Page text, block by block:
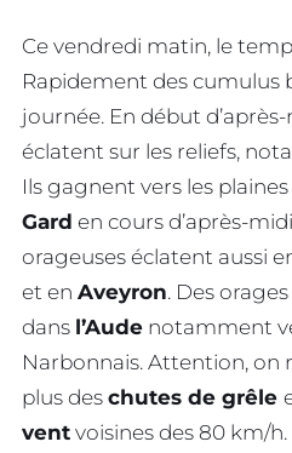
Ce vendredi matin, le
Rapidement des cumulus
journée. En début
éclatent sur les reliefs,
Ils gagnent vers les
Gard en cours d’après-
orageuses éclatent aussi
et en Aveyron. Des
dans l’Aude notamment
Narbonnais. Attention, on
plus des chutes de grêle
vent voisines des 80 km/